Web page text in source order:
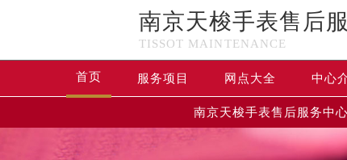
南京天梭手表售后
TISSOT MAINTENANCE
首页 服务项目 网点大全 中心
南京天梭手表售后服务中